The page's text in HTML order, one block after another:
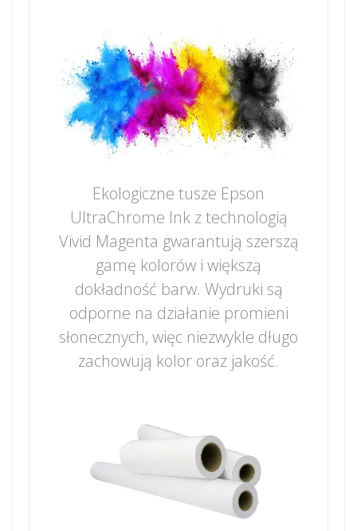
Ekologiczne tusze Epson
UltraChrome Ink z technologią
Vivid Magenta gwarantują szerszą
gamę kolorów i większą
dokładność barw. Wydruki są
odporne na działanie promieni
słonecznych, więc niezwykle długo
zachowują kolor oraz jakość.